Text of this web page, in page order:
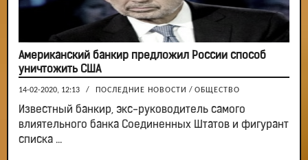
Американский банкир предложил России способ
уничтожить США
14-02-2020, 12:13 / ПОСЛЕДНИЕ НОВОСТИ / ОБЩЕСТВО
Известный банкир, экс-руководитель самого
влиятельного банка Соединенных Штатов и фигурант
списка ...